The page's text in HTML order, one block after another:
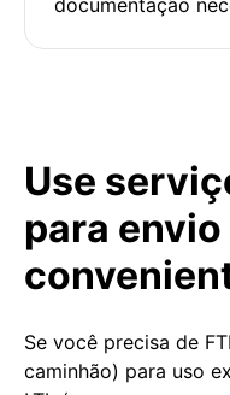
Use
para
Se você precisa de
caminhão) para uso